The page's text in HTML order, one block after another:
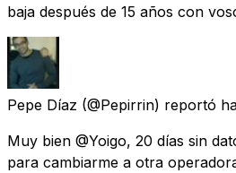
baja después de 15 años con
Pepe Díaz (@Pepirrin) reportó
Muy bien @Yoigo, 20 días sin
para cambiarme a otra